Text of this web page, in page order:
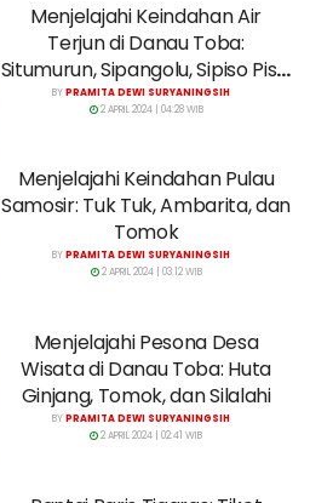
Menjelajahi Keindahan Air
Terjun di Danau Toba:
Situmurun, Sipangolu, Sipiso Piso,
dan Janji
BYPRAMITA DEWI SURYANINGSIH
2 APRIL 2024 | 04:28 WIB
Menjelajahi Keindahan Pulau
Samosir: Tuk Tuk, Ambarita, dan
Tomok
BYPRAMITA DEWI SURYANINGSIH
2 APRIL 2024 | 03:12 WIB
Menjelajahi Pesona Desa
Wisata di Danau Toba: Huta
Ginjang, Tomok, dan Silalahi
BYPRAMITA DEWI SURYANINGSIH
2 APRIL 2024 | 02:41 WIB